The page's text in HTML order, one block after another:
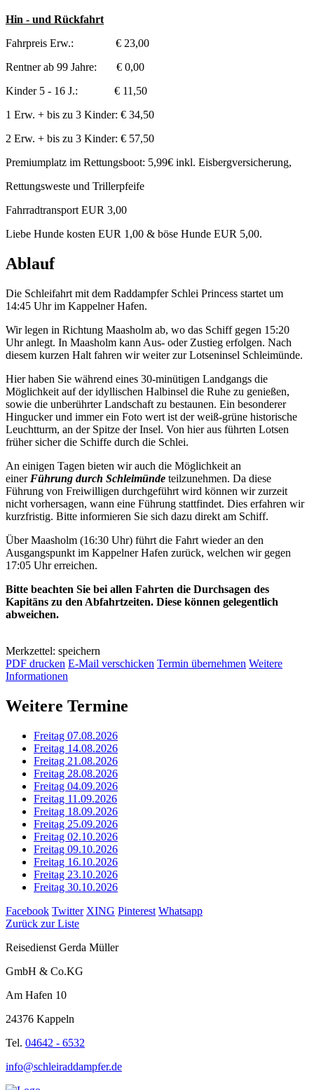
Hin - und Rückfahrt
Fahrpreis Erw.: € 23,00
Rentner ab 99 Jahre: € 0,00
Kinder 5 - 16 J.: € 11,50
1 Erw. + bis zu 3 Kinder: € 34,50
2 Erw. + bis zu 3 Kinder: € 57,50
Premiumplatz im Rettungsboot: 5,99€ inkl. Eisbergversicherung,
Rettungsweste und Trillerpfeife
Fahrradtransport EUR 3,00
Liebe Hunde kosten EUR 1,00 & böse Hunde EUR 5,00.
Ablauf
Die Schleifahrt mit dem Raddampfer Schlei Princess startet um
14:45 Uhr im Kappelner Hafen.
Wir legen in Richtung Maasholm ab, wo das Schiff gegen 15:20
Uhr anlegt. In Maasholm kann Aus- oder Zustieg erfolgen. Nach
diesem kurzen Halt fahren wir weiter zur Lotseninsel Schleimünde.
Hier haben Sie während eines 30-minütigen Landgangs die
Möglichkeit auf der idyllischen Halbinsel die Ruhe zu genießen,
sowie die unberührter Landschaft zu bestaunen. Ein besonderer
Hingucker und immer ein Foto wert ist der weiß-grüne historische
Leuchtturm, an der Spitze der Insel. Von hier aus führten Lotsen
früher sicher die Schiffe durch die Schlei.
An einigen Tagen bieten wir auch die Möglichkeit an
einer Führung durch Schleimünde teilzunehmen. Da diese
Führung von Freiwilligen durchgeführt wird können wir zurzeit
nicht vorhersagen, wann eine Führung stattfindet. Dies erfahren wir
kurzfristig. Bitte informieren Sie sich dazu direkt am Schiff.
Über Maasholm (16:30 Uhr) führt die Fahrt wieder an den
Ausgangspunkt im Kappelner Hafen zurück, welchen wir gegen
17:05 Uhr erreichen.
Bitte beachten Sie bei allen Fahrten die Durchsagen des
Kapitäns zu den Abfahrtzeiten. Diese können gelegentlich
abweichen.
Merkzettel: speichern
PDF drucken E-Mail verschicken Termin übernehmen Weitere
Informationen
Weitere Termine
Freitag 07.08.2026
Freitag 14.08.2026
Freitag 21.08.2026
Freitag 28.08.2026
Freitag 04.09.2026
Freitag 11.09.2026
Freitag 18.09.2026
Freitag 25.09.2026
Freitag 02.10.2026
Freitag 09.10.2026
Freitag 16.10.2026
Freitag 23.10.2026
Freitag 30.10.2026
Facebook Twitter XING Pinterest Whatsapp
Zurück zur Liste
Reisedienst Gerda Müller
GmbH & Co.KG
Am Hafen 10
24376 Kappeln
Tel. 04642 - 6532
info@schleiraddampfer.de